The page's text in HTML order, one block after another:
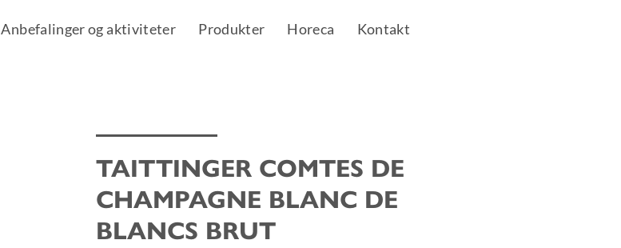
Anbefalinger og aktiviteter Produkter Horeca Kontakt
TAITTINGER COMTES DE
CHAMPAGNE BLANC DE
BLANCS BRUT